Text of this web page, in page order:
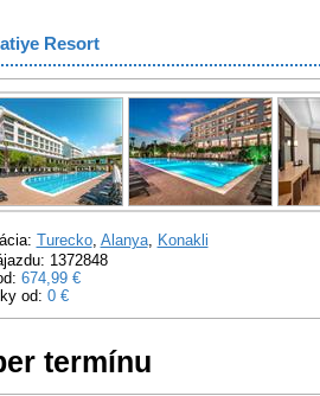
Resort
Turecko, Alanya, Konakli
1372848
674,99 €
od: 0 €
termínu